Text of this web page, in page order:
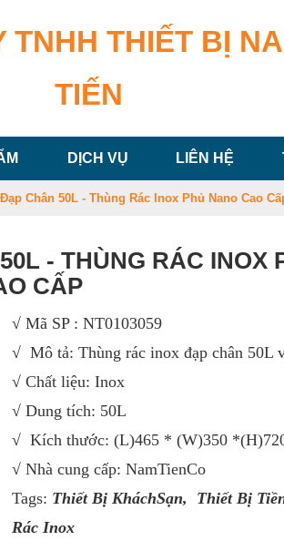
TNHH THIẾT BỊ
TIẾN
DỊCH VỤ LIÊN HỆ
Chân 50L - Thùng Rác Inox Phủ Nano Cao
- THÙNG RÁC INOX
CẤP
√ Mã SP : NT0103059
√ Mô tả: Thùng rác inox đạp chân 50L
√ Chất liệu: Inox
√ Dung tích: 50L
√ Kích thước: (L)465 * (W)350
√ Nhà cung cấp: NamTienCo
Tags: Thiết Bị KháchSạn, Thiết Bị
Rác Inox